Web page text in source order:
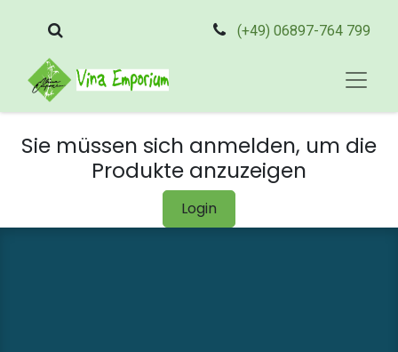
(+49) 06897-764 799
Sie müssen sich anmelden, um die
Produkte anzuzeigen
Login